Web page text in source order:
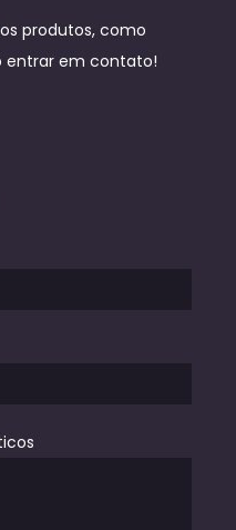
produtos, como
entrar em contato!